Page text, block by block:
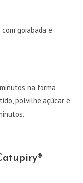
com goiabada e
na forma
polvilhe açúcar e